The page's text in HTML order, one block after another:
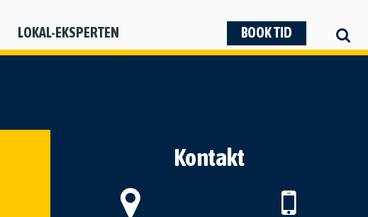
BOOK TID
LOKAL-EKSPERTEN
Kontakt